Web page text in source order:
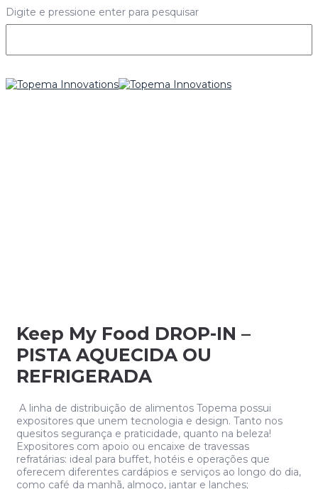
Digite e pressione enter para pesquisar
Keep My Food DROP-IN –
PISTA AQUECIDA OU
REFRIGERADA
A linha de distribuição de alimentos Topema possui
expositores que unem tecnologia e design. Tanto nos
quesitos segurança e praticidade, quanto na beleza!
Expositores com apoio ou encaixe de travessas
refratárias: ideal para buffet, hotéis e operações que
oferecem diferentes cardápios e serviços ao longo do dia,
como café da manhã, almoço, jantar e lanches;